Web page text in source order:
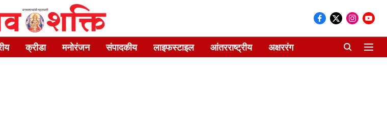
क्रीडा मनोरंजन संपादकीय लाइफस्टाइल आंतरराष्ट्रीय अक्षररंग